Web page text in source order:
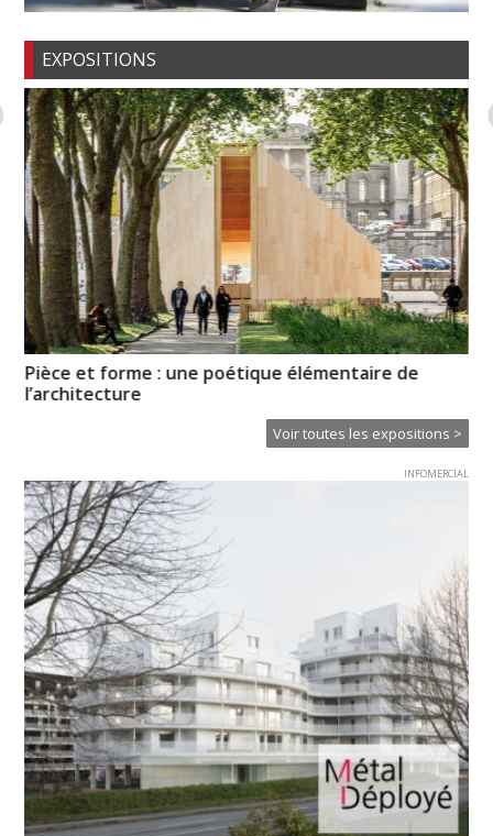
EXPOSITIONS
Pièce et forme : une poétique élémentaire de
l’architecture
Voir toutes les expositions >
INFOMERCIAL